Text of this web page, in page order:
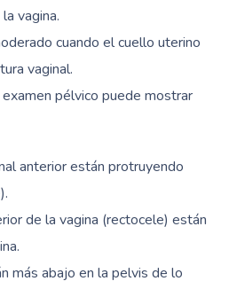
vagina.
cuando el cuello uterino
vaginal.
pélvico puede mostrar
anterior están protruyendo
de la vagina (rectocele) están
más abajo en la pelvis de lo